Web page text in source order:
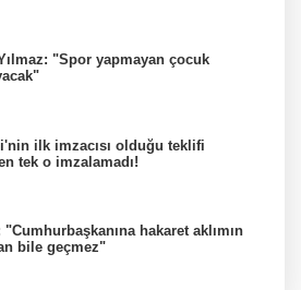
"Spor yapmayan çocuk
ilk imzacısı olduğu teklifi
tek o imzalamadı!
"Cumhurbaşkanına hakaret aklımın
bile geçmez"